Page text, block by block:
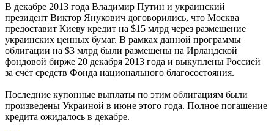
В декабре 2013 года Владимир Путин и украинский
президент Виктор Янукович договорились, что Москва
предоставит Киеву кредит на $15 млрд через размещение
украинских ценных бумаг. В рамках данной программы
облигации на $3 млрд были размещены на Ирландской
фондовой бирже 20 декабря 2013 года и выкуплены Россией
за счёт средств Фонда национального благосостояния.
Последние купонные выплаты по этим облигациям были
произведены Украиной в июне этого года. Полное погашение
кредита ожидалось в декабре.